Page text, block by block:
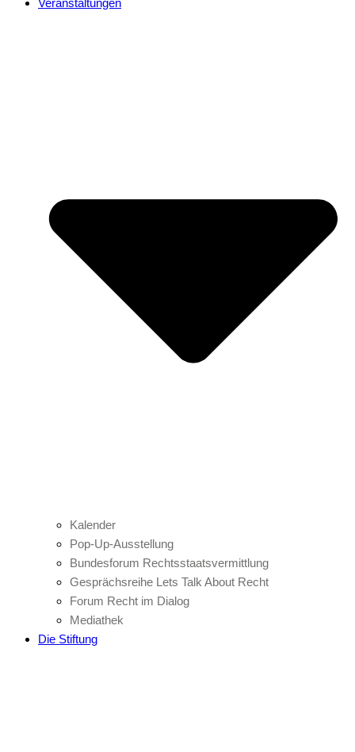
Veranstaltungen
Kalender
Pop-Up-Ausstellung
Bundesforum Rechtsstaatsvermittlung
Gesprächsreihe Lets Talk About Recht
Forum Recht im Dialog
Mediathek
Die Stiftung